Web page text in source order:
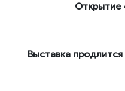
Открытие
Выставка